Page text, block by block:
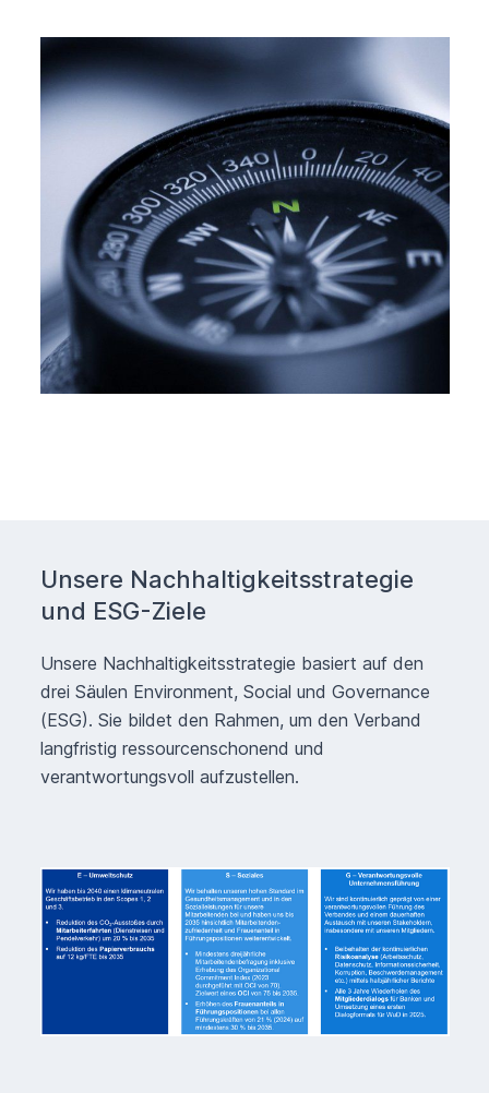
Unsere Nachhaltigkeitsstrategie
und ESG-Ziele
Unsere Nachhaltigkeitsstrategie basiert auf den
drei Säulen Environment, Social und Governance
(ESG). Sie bildet den Rahmen, um den Verband
langfristig ressourcenschonend und
verantwortungsvoll aufzustellen.